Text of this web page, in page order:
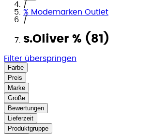
/
% Modemarken Outlet
/
s.Oliver % (81)
Filter überspringen
Farbe
Preis
Marke
Größe
Bewertungen
Lieferzeit
Produktgruppe